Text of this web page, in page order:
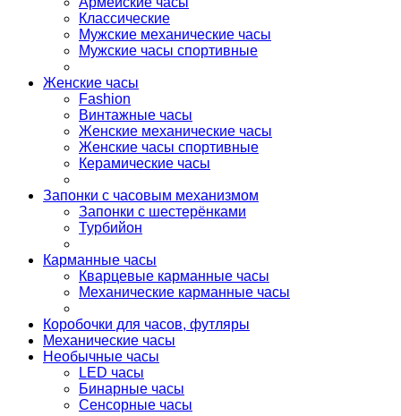
Классические
Мужские механические часы
Мужские часы спортивные
Женские часы
Fashion
Винтажные часы
Женские механические часы
Женские часы спортивные
Керамические часы
Запонки с часовым механизмом
Запонки с шестерёнками
Турбийон
Карманные часы
Кварцевые карманные часы
Механические карманные часы
Коробочки для часов, футляры
Механические часы
Необычные часы
LED часы
Бинарные часы
Сенсорные часы